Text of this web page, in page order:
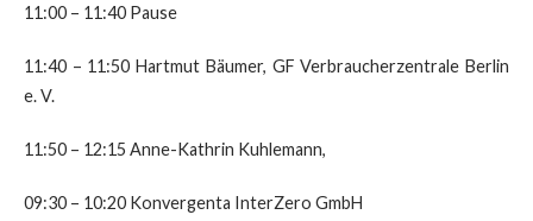
11:00 – 11:40 Pause
11:40 – 11:50 Hartmut Bäumer, GF Verbraucherzentrale Berlin
e. V.
11:50 – 12:15 Anne-Kathrin Kuhlemann,
09:30 – 10:20 Konvergenta InterZero GmbH